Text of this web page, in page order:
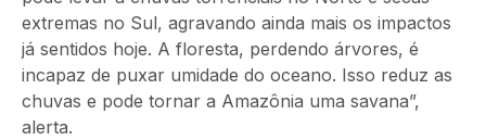
extremas no Sul, agravando ainda mais os impactos
já sentidos hoje. A floresta, perdendo árvores, é
incapaz de puxar umidade do oceano. Isso reduz as
chuvas e pode tornar a Amazônia uma savana”,
alerta.